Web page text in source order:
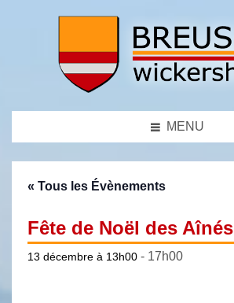
MENU
« Tous les Évènements
Fête de Noël des Aînés
13 décembre à 13h00 - 17h00